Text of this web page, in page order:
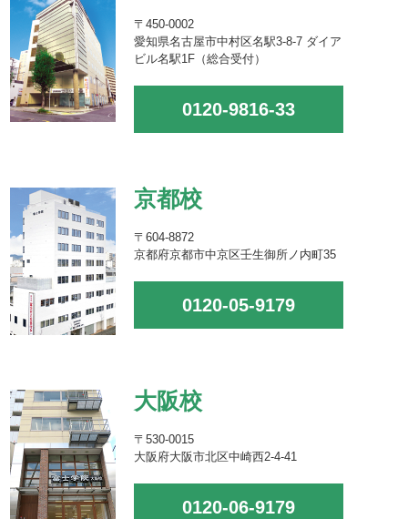
〒450-0002
愛知県名古屋市中村区名駅3-8-7 ダイア
ビル名駅1F（総合受付）
0120-9816-33
京都校
〒604-8872
京都府京都市中京区壬生御所ノ内町35
0120-05-9179
大阪校
〒530-0015
大阪府大阪市北区中崎西2-4-41
0120-06-9179